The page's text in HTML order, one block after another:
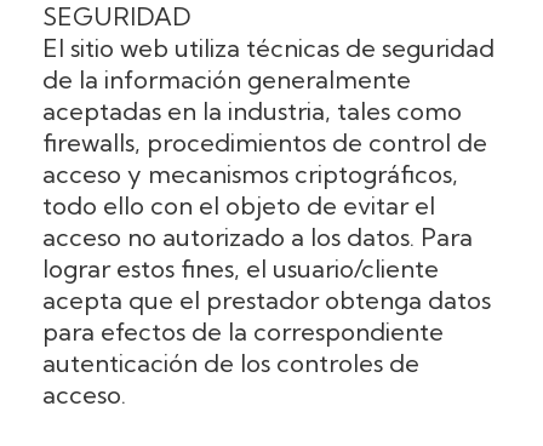
SEGURIDAD
El sitio web utiliza técnicas de seguridad
de la información generalmente
aceptadas en la industria, tales como
firewalls, procedimientos de control de
acceso y mecanismos criptográficos,
todo ello con el objeto de evitar el
acceso no autorizado a los datos. Para
lograr estos fines, el usuario/cliente
acepta que el prestador obtenga datos
para efectos de la correspondiente
autenticación de los controles de
acceso.